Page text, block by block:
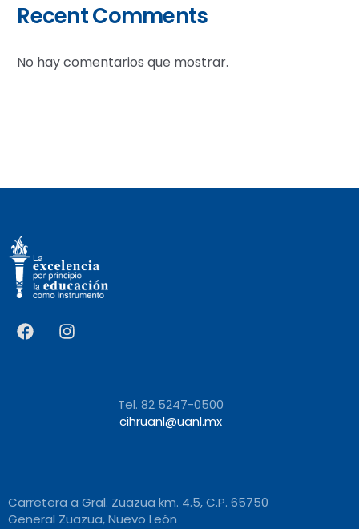
Recent Comments
No hay comentarios que mostrar.
Tel. 82 5247-0500
cihruanl@uanl.mx
Carretera a Gral. Zuazua km. 4.5, C.P. 65750
General Zuazua, Nuevo León